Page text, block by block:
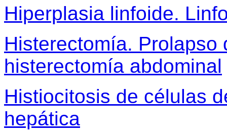
Hiperplasia linfoide.
Histerectomía. Prolapso
histerectomía abdominal
Histiocitosis de células
hepática